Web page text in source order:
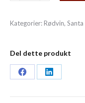
antal
Kategorier: Rødvin,
Del dette produkt
Share
Share